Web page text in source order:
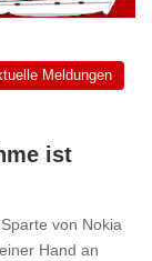
Meldungen
ist
von Nokia
Hand an